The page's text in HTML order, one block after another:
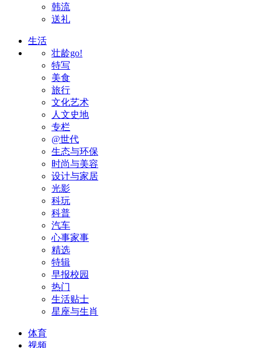
韩流
送礼
生活
壮龄go!
特写
美食
旅行
文化艺术
人文史地
专栏
@世代
生态与环保
时尚与美容
设计与家居
光影
科玩
科普
汽车
心事家事
精选
特辑
早报校园
热门
生活贴士
星座与生肖
体育
视频